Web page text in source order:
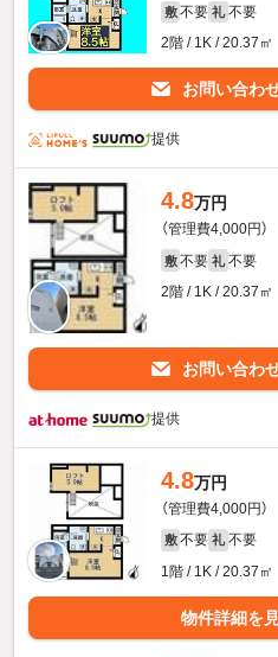
敷 不要 礼 不要
2階 / 1K / 20.37㎡
お問い合わ
提供
4.8万円
（管理費4,000円）
敷 不要 礼 不要
2階 / 1K / 20.37㎡
お問い合わ
提供
4.8万円
（管理費4,000円）
敷 不要 礼 不要
1階 / 1K / 20.37㎡
物件詳細を